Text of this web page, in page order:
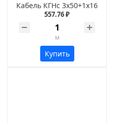
Кабель КГНс 3х50+1х16
557.76 ₽
м
Купить